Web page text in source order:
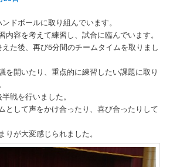
ドボールに取り組んでいます。
内容を考えて練習し、試合に臨んでいます。
た後、再び5分間のチームタイムを取りまし
を開いたり、重点的に練習したい課題に取り
戦を行いました。
として声をかけ合ったり、喜び合ったりして
りが大変感じられました。